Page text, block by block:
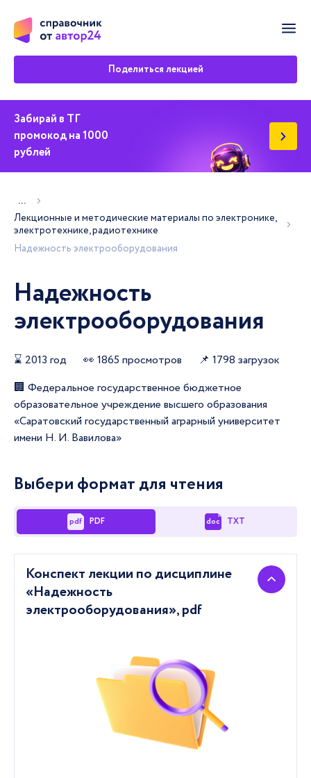
Поделиться лекцией
Забирай в ТГ
промокод на 1000
рублей
Показать больше хлебных крошек
...
Лекционные и методические материалы по электронике,
электротехнике, радиотехнике
Надежность электрооборудования
Надежность
электрооборудования
⌛ 2013 год 👀 1865 просмотров
📌 1798 загрузок
🏢️ Федеральное государственное бюджетное
образовательное учреждение высшего образования
«Саратовский государственный аграрный университет
имени Н. И. Вавилова»
Выбери формат для чтения
pdf PDF doc TXT
Конспект лекции по дисциплине
«Надежность
электрооборудования»,pdf